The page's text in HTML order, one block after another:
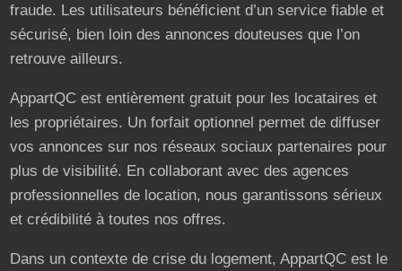
fraude. Les utilisateurs bénéficient d’un service fiable et
sécurisé, bien loin des annonces douteuses que l’on
retrouve ailleurs.
AppartQC est entièrement gratuit pour les locataires et
les propriétaires. Un forfait optionnel permet de diffuser
vos annonces sur nos réseaux sociaux partenaires pour
plus de visibilité. En collaborant avec des agences
professionnelles de location, nous garantissons sérieux
et crédibilité à toutes nos offres.
Dans un contexte de crise du logement, AppartQC est le